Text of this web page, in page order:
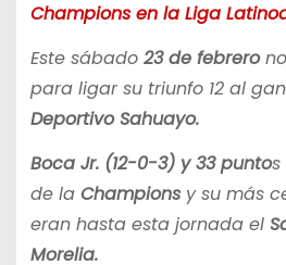
Champions en la Liga
Este sábado 23 de febrero
para ligar su triunfo 12 al
Deportivo Sahuayo.
Boca Jr. (12-0-3) y 33 puntos
de la Championsy su más
eran hasta esta jornada el
Morelia.